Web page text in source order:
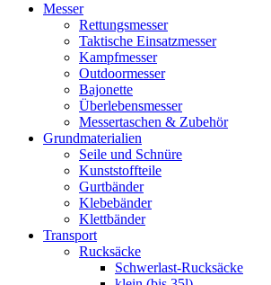
Messer
Rettungsmesser
Taktische Einsatzmesser
Kampfmesser
Outdoormesser
Bajonette
Überlebensmesser
Messertaschen & Zubehör
Grundmaterialien
Seile und Schnüre
Kunststoffteile
Gurtbänder
Klebebänder
Klettbänder
Transport
Rucksäcke
Schwerlast-Rucksäcke